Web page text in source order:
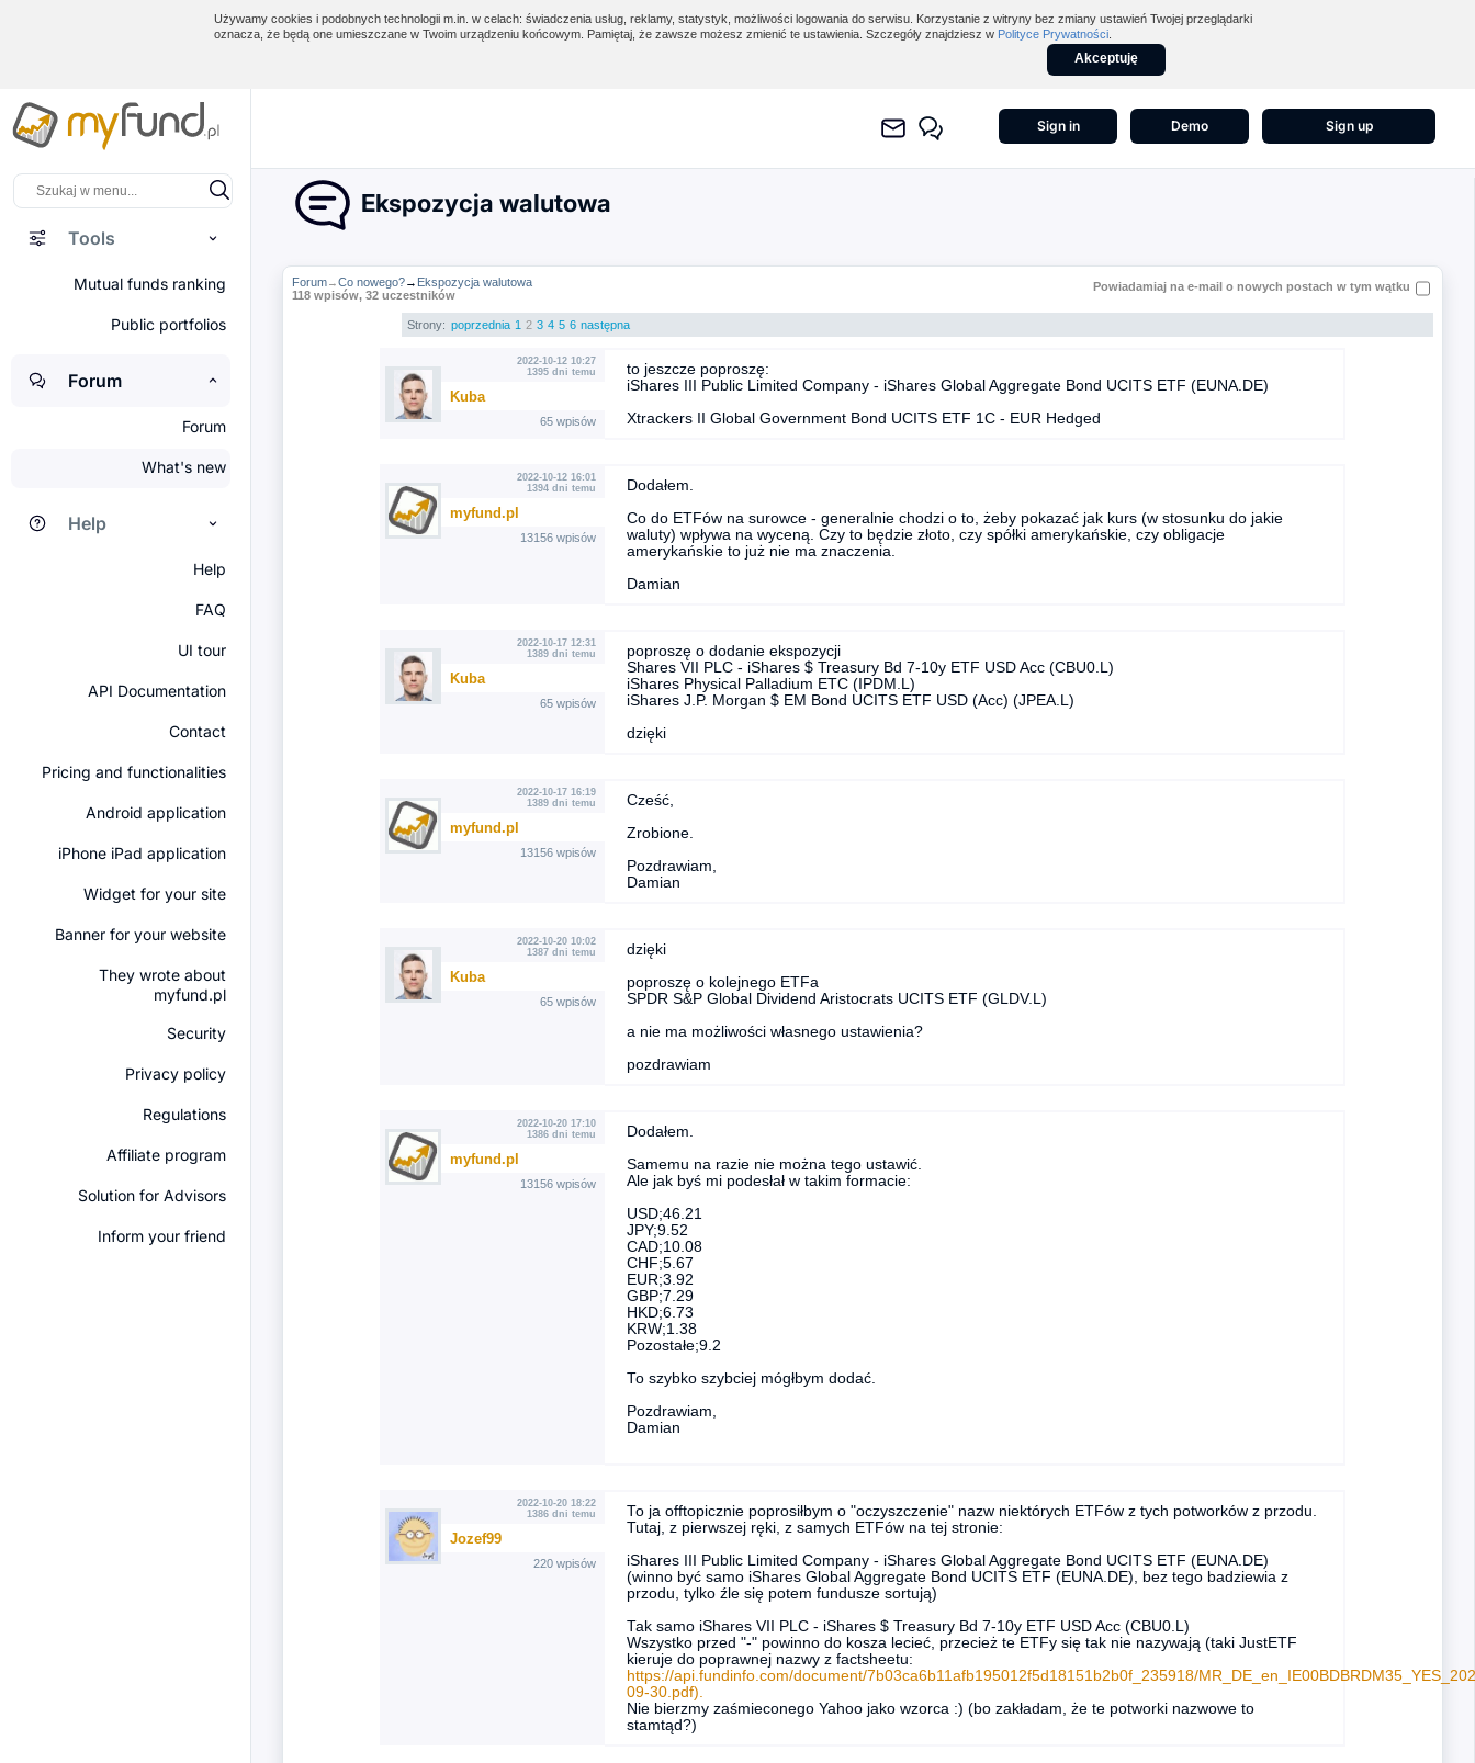
Używamy cookies i podobnych technologii m.in. w celach: świadczenia usług, reklamy, statystyk, możliwości logowania do serwisu. Korzystanie z witryny bez zmiany ustawień Twojej przeglądarki
oznacza, że będą one umieszczane w Twoim urządzeniu końcowym. Pamiętaj, że zawsze możesz zmienić te ustawienia. Szczegóły znajdziesz w Polityce Prywatności
Akceptuję
Tools
Mutual funds ranking
Public portfolios
Forum
Forum
What's new
Help
Help
FAQ
UI tour
API Documentation
Contact
Pricing and functionalities
Android application
iPhone iPad application
Widget for your site
Banner for your website
They wrote about
myfund.pl
Security
Privacy policy
Regulations
Affiliate program
Solution for Advisors
Inform your friend
Sign in Demo Sign up
Ekspozycja walutowa
Forum→Co nowego?→ Ekspozycja walutowa
118 wpisów, 32 uczestników
Powiadamiaj na e-mail o nowych postach w tym wątku
Strony: poprzednia 1 2 3 4 5 6 następna
2022-10-12 10:27
1395 dni temu
Kuba
65 wpisów
to jeszcze poproszę:
iShares III Public Limited Company - iShares Global Aggregate Bond UCITS ETF (EUNA.DE)
Xtrackers II Global Government Bond UCITS ETF 1C - EUR Hedged
2022-10-12 16:01
1394 dni temu
myfund.pl
13156 wpisów
Dodałem.
Co do ETFów na surowce - generalnie chodzi o to, żeby pokazać jak kurs (w stosunku do jakie
waluty) wpływa na wyceną. Czy to będzie złoto, czy spółki amerykańskie, czy obligacje
amerykańskie to już nie ma znaczenia.
Damian
2022-10-17 12:31
1389 dni temu
Kuba
65 wpisów
poproszę o dodanie ekspozycji
Shares VII PLC - iShares $ Treasury Bd 7-10y ETF USD Acc (CBU0.L)
iShares Physical Palladium ETC (IPDM.L)
iShares J.P. Morgan $ EM Bond UCITS ETF USD (Acc) (JPEA.L)
dzięki
2022-10-17 16:19
1389 dni temu
myfund.pl
13156 wpisów
Cześć,
Zrobione.
Pozdrawiam,
Damian
2022-10-20 10:02
1387 dni temu
Kuba
65 wpisów
dzięki
poproszę o kolejnego ETFa
SPDR S&P Global Dividend Aristocrats UCITS ETF (GLDV.L)
a nie ma możliwości własnego ustawienia?
pozdrawiam
2022-10-20 17:10
1386 dni temu
myfund.pl
13156 wpisów
Dodałem.
Samemu na razie nie można tego ustawić.
Ale jak byś mi podesłał w takim formacie:
USD;46.21
JPY;9.52
CAD;10.08
CHF;5.67
EUR;3.92
GBP;7.29
HKD;6.73
KRW;1.38
Pozostałe;9.2
To szybko szybciej mógłbym dodać.
Pozdrawiam,
Damian
2022-10-20 18:22
1386 dni temu
Jozef99
220 wpisów
To ja offtopicznie poprosiłbym o "oczyszczenie" nazw niektórych ETFów z tych potworków z przodu.
Tutaj, z pierwszej ręki, z samych ETFów na tej stronie:
iShares III Public Limited Company - iShares Global Aggregate Bond UCITS ETF (EUNA.DE)
(winno być samo iShares Global Aggregate Bond UCITS ETF (EUNA.DE), bez tego badziewia z
przodu, tylko źle się potem fundusze sortują)
Tak samo iShares VII PLC - iShares $ Treasury Bd 7-10y ETF USD Acc (CBU0.L)
Wszystko przed "-" powinno do kosza lecieć, przecież te ETFy się tak nie nazywają (taki JustETF
kieruje do poprawnej nazwy z factsheetu:
https://api.fundinfo.com/document/7b03ca6b11afb195012f5d18151b2b0f_235918/
09-30.pdf).
Nie bierzmy zaśmieconego Yahoo jako wzorca :) (bo zakładam, że te potworki nazwowe to
stamtąd?)